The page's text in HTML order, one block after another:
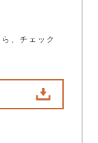
、チェック